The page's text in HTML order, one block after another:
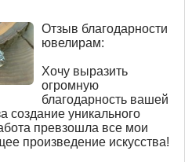
Отзыв благодарности
ювелирам:
Хочу выразить
огромную
благодарность вашей
создание уникального
превзошла все мои
произведение искусства!